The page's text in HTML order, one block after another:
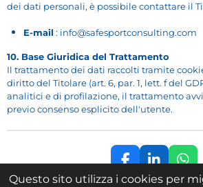
Questo sito utilizza i cookies per
dei dati personali, è possibile contattare il
E-mail : info@safesportconsulting.com
10. Base Giuridica del Trattamento
Il trattamento dei dati raccolti tramite
diritto del Titolare (art. 6, par. 1, lett. f del
analitici e di profilazione, il trattamento
previo consenso esplicito dell'utente.
F
a
L
i
W
h
© 2025 Safe Sport Consulting -